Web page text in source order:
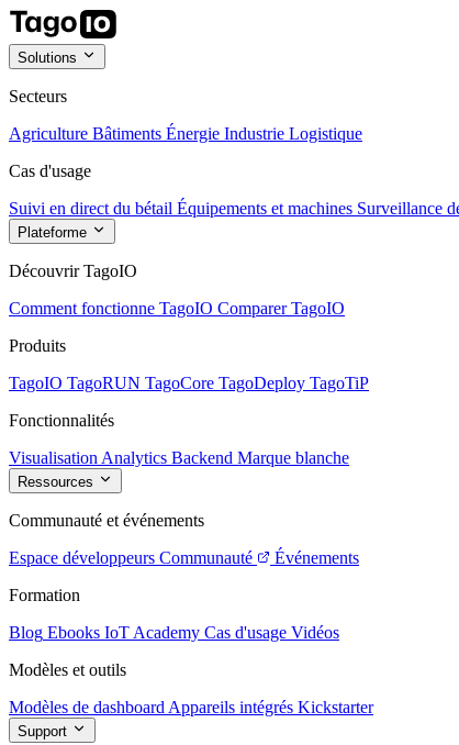
Solutions
Secteurs
Agriculture Bâtiments Énergie Industrie Logistique
Cas d'usage
Suivi en direct du bétail Équipements et machines Surveillance
Plateforme
Découvrir TagoIO
Comment fonctionne TagoIO Comparer TagoIO
Produits
TagoIO TagoRUN TagoCore TagoDeploy TagoTiP
Fonctionnalités
Visualisation Analytics Backend Marque blanche
Ressources
Communauté et événements
Espace développeurs Communauté
Événements
Formation
Blog Ebooks IoT Academy Cas d'usage Vidéos
Modèles et outils
Modèles de dashboard Appareils intégrés Kickstarter
Support